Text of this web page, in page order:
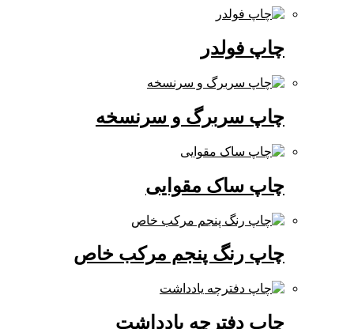
چاپ فولدر
چاپ سربرگ و سرنسخه
چاپ ساک مقوایی
چاپ رنگ پنجم مرکب خاص
چاپ دفترچه یادداشت